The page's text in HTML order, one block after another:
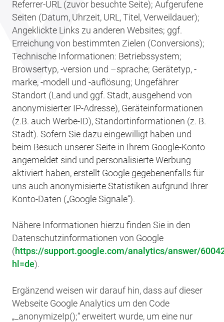
Referrer-URL (zuvor besuchte Seite); Aufgerufene
Seiten (Datum, Uhrzeit, URL, Titel, Verweildauer);
Angeklickte Links zu anderen Websites; ggf.
Erreichung von bestimmten Zielen (Conversions);
Technische Informationen: Betriebssystem;
Browsertyp, -version und –sprache; Gerätetyp, -
marke, -modell und -auflösung; Ungefährer
Standort (Land und ggf. Stadt, ausgehend von
anonymisierter IP-Adresse), Geräteinformationen
(z.B. auch Werbe-ID), Standortinformationen (z. B.
Stadt). Sofern Sie dazu eingewilligt haben und
beim Besuch unserer Seite in Ihrem Google-Konto
angemeldet sind und personalisierte Werbung
aktiviert haben, erstellt Google gegebenenfalls für
uns auch anonymisierte Statistiken aufgrund Ihrer
Konto-Daten („Google Signale“).
Nähere Informationen hierzu finden Sie in den
Datenschutzinformationen von Google
(https://support.google.com/analytics/answer/
hl=de).
Ergänzend weisen wir darauf hin, dass auf dieser
Webseite Google Analytics um den Code
„_anonymizeIp();“ erweitert wurde, um eine nur